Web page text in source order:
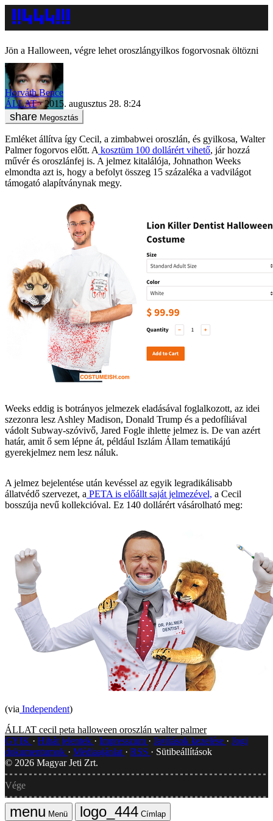
Jön a Halloween, végre lehet oroszlángyilkos fogorvosnak öltözni
Horváth Bence
ÁLLAT
2015. augusztus 28. 8:24
Megosztás
Emléket állítva így Cecil, a zimbabwei oroszlán, és gyilkosa, Walter
Palmer fogorvos előtt. A kosztüm 100 dollárért vihető, jár hozzá
művér és oroszlánfej is. A jelmez kitalálója, Johnathon Weeks
elmondta azt is, hogy a befolyt összeg 15 százaléka a vadvilágot
támogató alapítványnak megy.
Weeks eddig is botrányos jelmezek eladásával foglalkozott, az idei
szezonra lesz Ashley Madison, Donald Trump és a pedofíliával
vádolt Subway-szóvivő, Jared Fogle ihlette jelmez is. De van azért
határ, amit ő sem lépne át, például Iszlám Állam tematikájú
gyerekjelmez nem lesz náluk.
A jelmez bejelentése után kevéssel az egyik legradikálisabb
állatvédő szervezet, a PETA is előállt saját jelmezével, a Cecil
bosszúja nevű kollekcióval. Ez 140 dollárért vásárolható meg:
(via Independent)
ÁLLAT cecil peta halloween oroszlán walter palmer
GYIK
Hibát jelentek Impresszum Javítások kezelése
Jogi
dokumentumok
Médiaajánlat RSS
Sütibeállítások
© 2026 Magyar Jeti Zrt.
Vége
Menü Címlap